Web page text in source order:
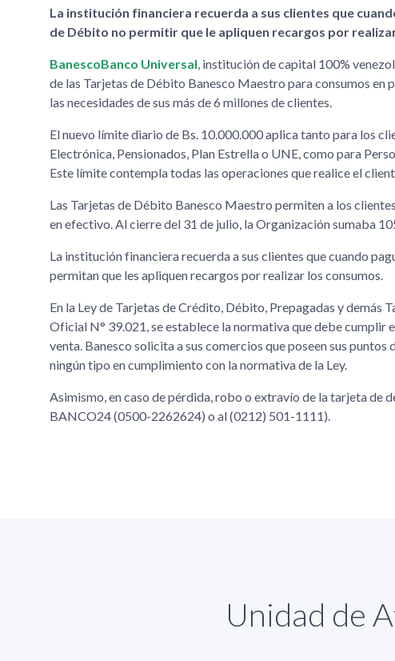
La institución financiera recuerda a sus clientes que
de Débito no permitir que le apliquen recargos por
BanescoBanco Universal, institución de capital 100%
de las Tarjetas de Débito Banesco Maestro para consumos
las necesidades de sus más de 6 millones de clientes.
El nuevo límite diario de Bs. 10.000.000 aplica tanto para los
Electrónica, Pensionados, Plan Estrella o UNE, como para
Este límite contempla todas las operaciones que realice el
Las Tarjetas de Débito Banesco Maestro permiten a los
en efectivo. Al cierre del 31 de julio, la Organización sumaba
La institución financiera recuerda a sus clientes que cuando
permitan que les apliquen recargos por realizar los consumos.
En la Ley de Tarjetas de Crédito, Débito, Prepagadas y
Oficial N° 39.021, se establece la normativa que debe
venta. Banesco solicita a sus comercios que poseen sus
ningún tipo en cumplimiento con la normativa de la Ley.
Asimismo, en caso de pérdida, robo o extravío de la tarjeta
BANCO24 (0500-2262624) o al (0212) 501-1111).
Unidad de